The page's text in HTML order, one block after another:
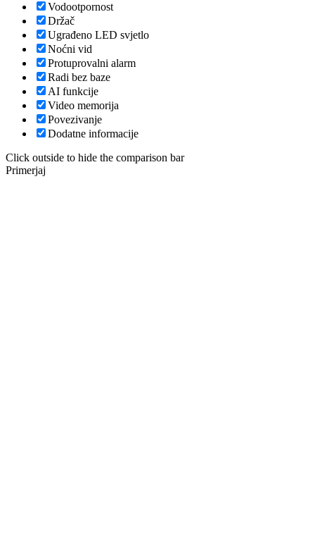
Vodootpornost
Držač
Ugrađeno LED svjetlo
Noćni vid
Protuprovalni alarm
Radi bez baze
AI funkcije
Video memorija
Povezivanje
Dodatne informacije
Click outside to hide the comparison bar
Primerjaj